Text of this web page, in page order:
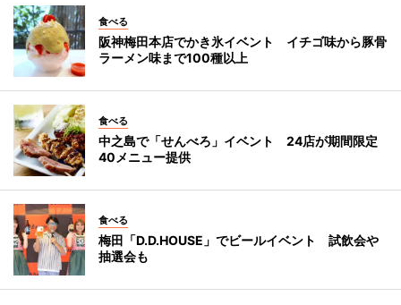
食べる
阪神梅田本店でかき氷イベント イチゴ味から豚骨
ラーメン味まで100種以上
食べる
中之島で「せんべろ」イベント 24店が期間限定
40メニュー提供
食べる
梅田「D.D.HOUSE」でビールイベント 試飲会や
抽選会も